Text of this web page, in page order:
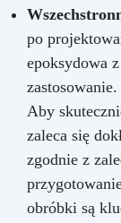
po
epoksydowa
zastosowanie.
Aby
zaleca się
zgodnie z
obróbki są